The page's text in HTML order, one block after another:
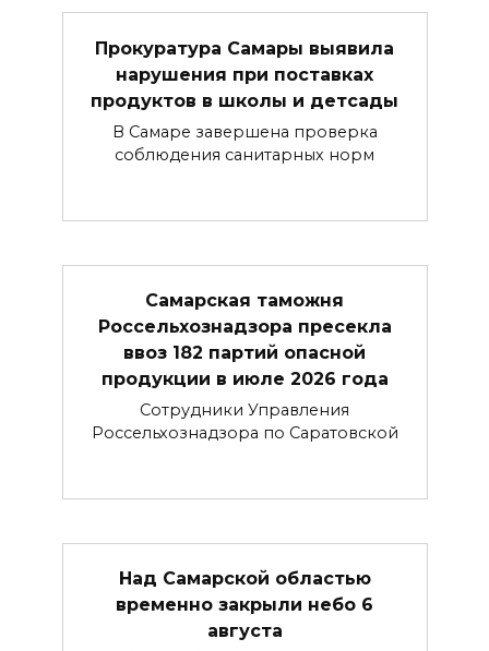
Прокуратура Самары выявила
нарушения при поставках
продуктов в школы и детсады
В Самаре завершена проверка
соблюдения санитарных норм
Самарская таможня
Россельхознадзора пресекла
ввоз 182 партий опасной
продукции в июле 2026 года
Сотрудники Управления
Россельхознадзора по Саратовской
Над Самарской областью
временно закрыли небо 6
августа